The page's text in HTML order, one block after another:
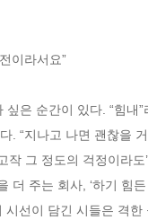
이라서요”
은 순간이 있다. “힘내
. “지나고 나면 괜찮을
작 그 정도의 걱정이라
더 주는 회사, ‘하기 힘
선이 담긴 시들은 격